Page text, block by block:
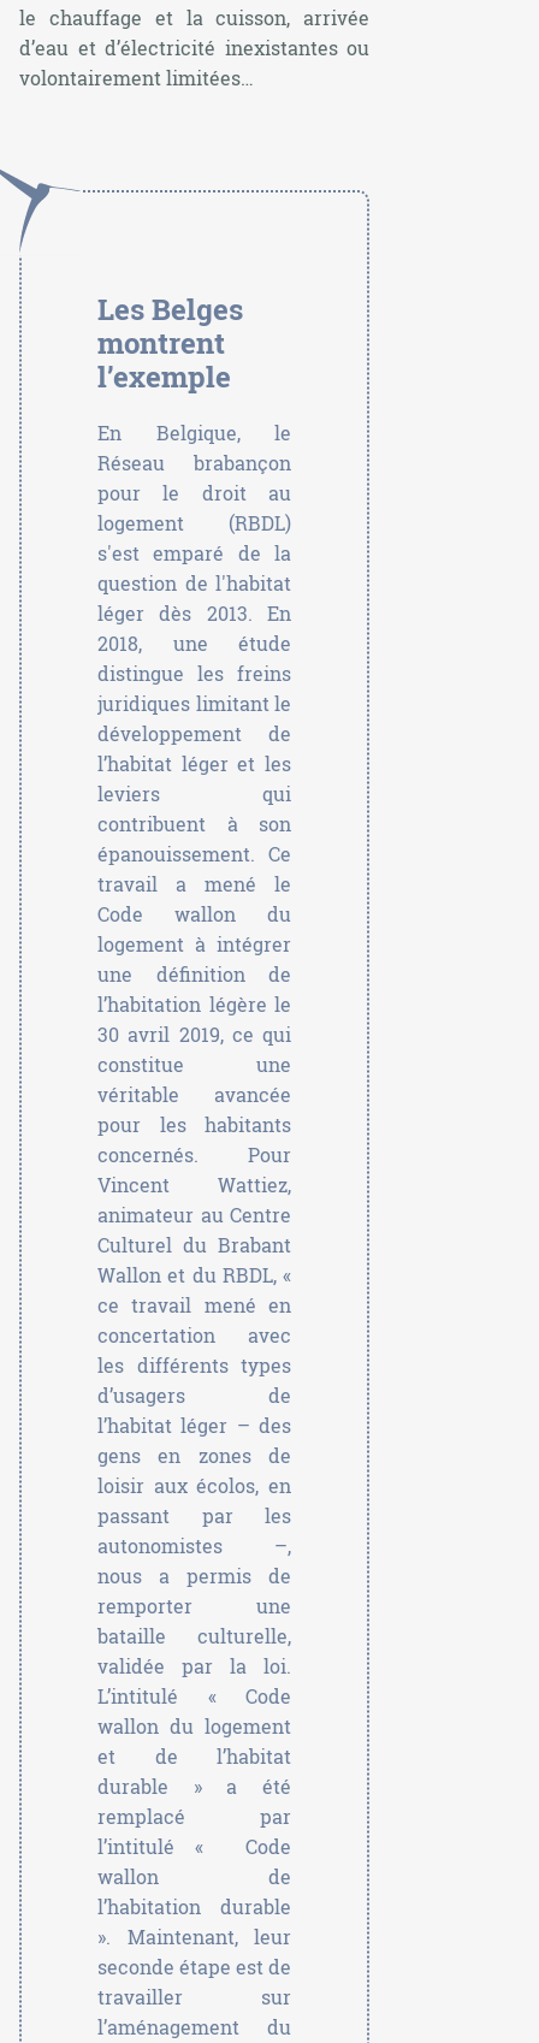
le chauffage et la cuisson, arrivée
d’eau et d’électricité inexistantes ou
volontairement limitées…
Les Belges
montrent
l’exemple
En Belgique, le
Réseau brabançon
pour le droit au
logement (RBDL)
s'est emparé de la
question de l'habitat
léger dès 2013. En
2018, une étude
distingue les freins
juridiques limitant le
développement de
l’habitat léger et les
leviers qui
contribuent à son
épanouissement. Ce
travail a mené le
Code wallon du
logement à intégrer
une définition de
l’habitation légère le
30 avril 2019, ce qui
constitue une
véritable avancée
pour les habitants
concernés. Pour
Vincent Wattiez,
animateur au Centre
Culturel du Brabant
Wallon et du RBDL, «
ce travail mené en
concertation avec
les différents types
d’usagers de
l’habitat léger – des
gens en zones de
loisir aux écolos, en
passant par les
autonomistes –,
nous a permis de
remporter une
bataille culturelle,
validée par la loi.
L’intitulé « Code
wallon du logement
et de l’habitat
durable » a été
remplacé par
l’intitulé « Code
wallon de
l’habitation durable
». Maintenant, leur
seconde étape est de
travailler sur
l’aménagement du